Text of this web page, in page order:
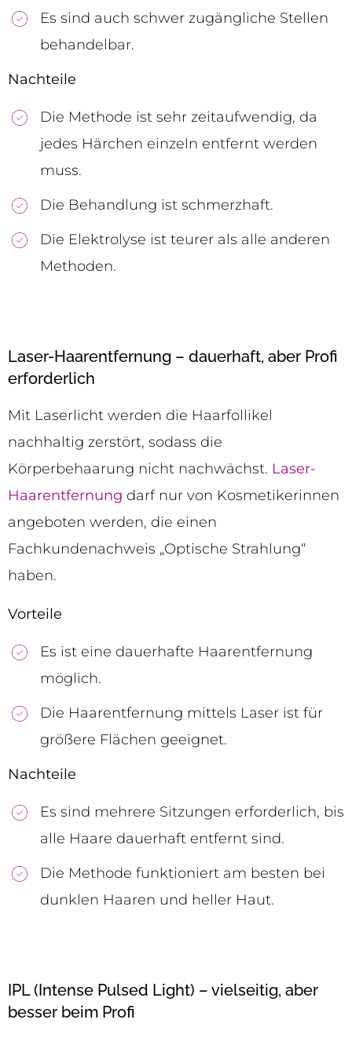
Es sind auch schwer zugängliche Stellen
behandelbar.
Nachteile
Die Methode ist sehr zeitaufwendig, da
jedes Härchen einzeln entfernt werden
muss.
Die Behandlung ist schmerzhaft.
Die Elektrolyse ist teurer als alle anderen
Methoden.
Laser-Haarentfernung – dauerhaft, aber Profi
erforderlich
Mit Laserlicht werden die Haarfollikel
nachhaltig zerstört, sodass die
Körperbehaarung nicht nachwächst. Laser-
Haarentfernung darf nur von Kosmetikerinnen
angeboten werden, die einen
Fachkundenachweis „Optische Strahlung“
haben.
Vorteile
Es ist eine dauerhafte Haarentfernung
möglich.
Die Haarentfernung mittels Laser ist für
größere Flächen geeignet.
Nachteile
Es sind mehrere Sitzungen erforderlich, bis
alle Haare dauerhaft entfernt sind.
Die Methode funktioniert am besten bei
dunklen Haaren und heller Haut.
IPL (Intense Pulsed Light) – vielseitig, aber
besser beim Profi